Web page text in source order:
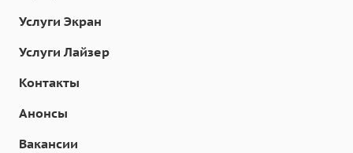
Услуги Экран
Услуги Лайзер
Контакты
Анонсы
Вакансии